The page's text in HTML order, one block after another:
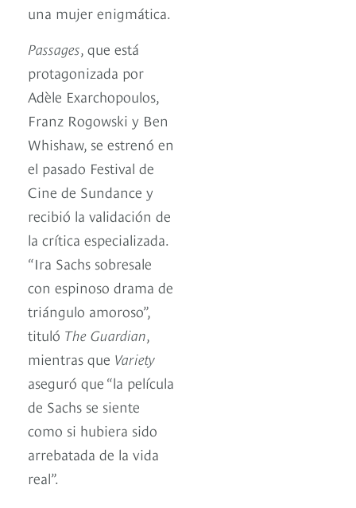
una mujer enigmática.
Passages, que está
protagonizada por
Adèle Exarchopoulos,
Franz Rogowski y Ben
Whishaw, se estrenó en
el pasado Festival de
Cine de Sundance y
recibió la validación de
la crítica especializada.
“Ira Sachs sobresale
con espinoso drama de
triángulo amoroso”,
tituló The Guardian,
mientras que Variety
aseguró que “la película
de Sachs se siente
como si hubiera sido
arrebatada de la vida
real”.